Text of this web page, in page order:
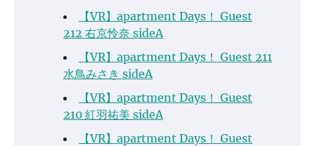
【VR】apartment Days！ Guest
212 右京怜奈 sideA
【VR】apartment Days！ Guest 211
水鳥みさき sideA
【VR】apartment Days！ Guest
210 紅羽祐美 sideA
【VR】apartment Days！ Guest